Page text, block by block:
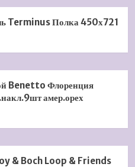
Terminus Полка 450х721
Benetto Флоренция
амер.орех
& Boch Loop & Friends